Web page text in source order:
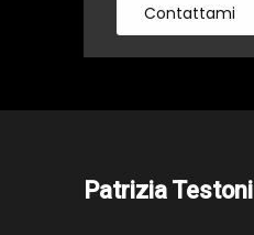
Contattami
Patrizia Testoni